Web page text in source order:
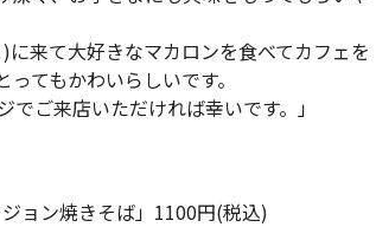
に来て大好きなマカロンを食べてカフェを
てもかわいらしいです。
ご来店いただければ幸いです。」
ョン焼きそば」1100円(税込)